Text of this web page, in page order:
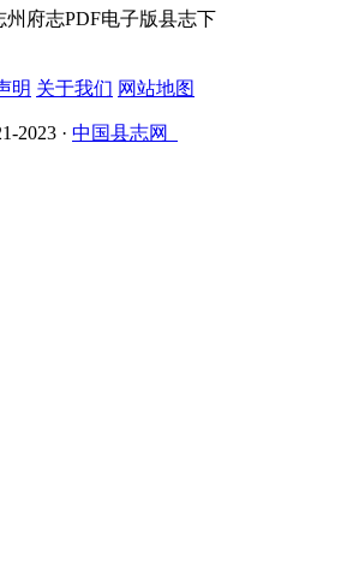
州府志PDF电子版县志下
明 关于我们 网站地图
2023 · 中国县志网